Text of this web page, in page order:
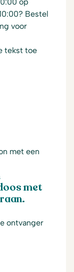
Bestel
voor
tekst toe
met een
met
ontvanger